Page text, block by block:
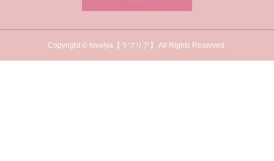
Copyright © lovelya【ラブリア】 All Rights Reserved.